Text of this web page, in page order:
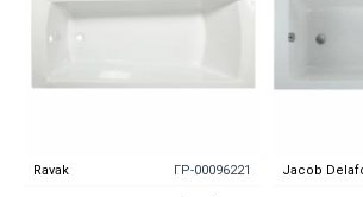
Ravak ГР-00096221 Jacob